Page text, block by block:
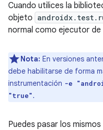
Cuando utilices la
objeto
normal como ejecutor
Nota: En versiones
debe habilitarse de forma
instrumentación -e
"true".
Puedes pasar los